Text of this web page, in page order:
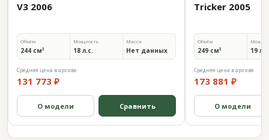
V3 2006
Объём
244 см³
Мощность
18 л.с.
Масса
Нет данных
Средняя цена в архиве
131 773 ₽
О модели Сравнить
Tricker 2005
Объём
249 см³ 19
Средняя цена в архиве
173 881 ₽
О модели